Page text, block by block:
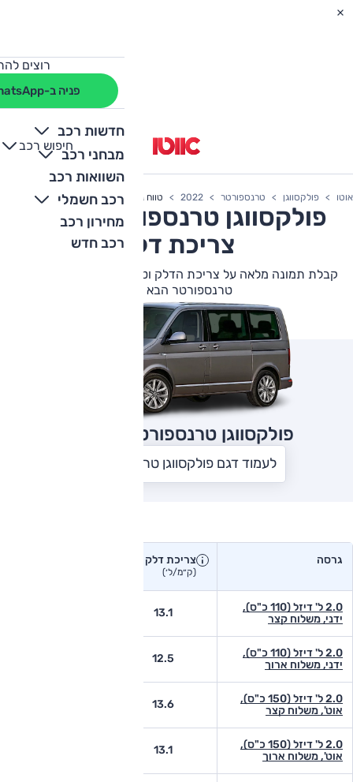
רוצים
פניה ב-WhatsApp
חדשות רכב
מבחני רכב
השוואות רכב
רכב חשמלי
מחירון רכב
רכב חדש
חיפוש רכב
+
-
אוטו פולקסווגן טרנספורטר 2022 טווח נסיעה
פולקסווגן טרנספורטר2022
צריכת דלק
קבלת תמונה מלאה על צריכת הדלק וטווח הנסיעה של פולקסווגן
טרנספורטר הבא שלך
פולקסווגן טרנספורטר
לעמוד דגם פולקסווגן טרנספורטר
גרסה צריכת דלק יצרן
(ק״מ/ל׳)
2.0 ל' דיזל (110 כ"ס),
ידני, משלוח קצר
13.1
2.0 ל' דיזל (110 כ"ס),
ידני, משלוח ארוך
12.5
2.0 ל' דיזל (150 כ"ס),
אוט', משלוח קצר
13.6
2.0 ל' דיזל (150 כ"ס),
אוט', משלוח ארוך
13.1